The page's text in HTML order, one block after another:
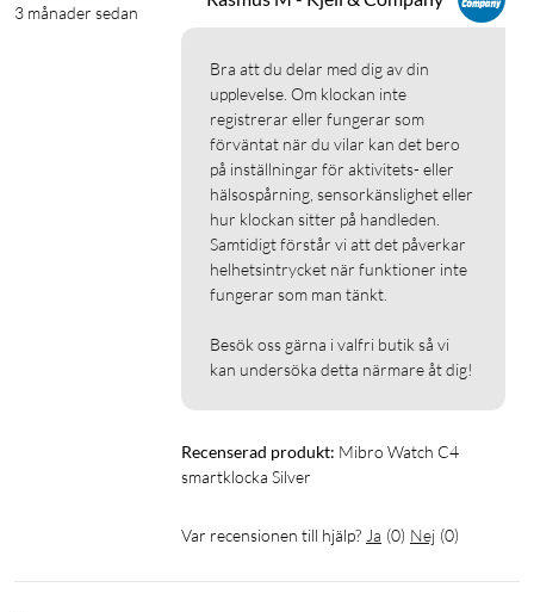
det behövs.
Vikt: 29 g (utan armband), 45 g (med armband)
Skärm: 2,0" TFT, 240x296 pixlar
Batteritid: Upp till 10 dagar (45 dagar standby)
Sensorer: Pulsmätare, SpO2, accelerometer
Laddning: Magnetisk laddare
3 månader sedan
Bra att du delar med dig av din
upplevelse. Om klockan inte
registrerar eller fungerar som
förväntat när du vilar kan det bero
på inställningar för aktivitets- eller
hälsospårning, sensorkänslighet eller
hur klockan sitter på handleden.
Samtidigt förstår vi att det påverkar
helhetsintrycket när funktioner inte
fungerar som man tänkt.
Besök oss gärna i valfri butik så vi
kan undersöka detta närmare åt dig!
Recenserad produkt: Mibro Watch C4
smartklocka Silver
Var recensionen till hjälp? Ja (0) Nej (0)